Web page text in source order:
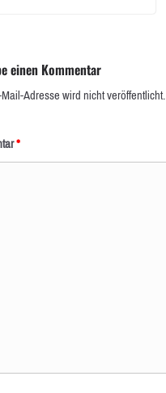
einen Kommentar
Adresse wird nicht veröffentlicht.
*